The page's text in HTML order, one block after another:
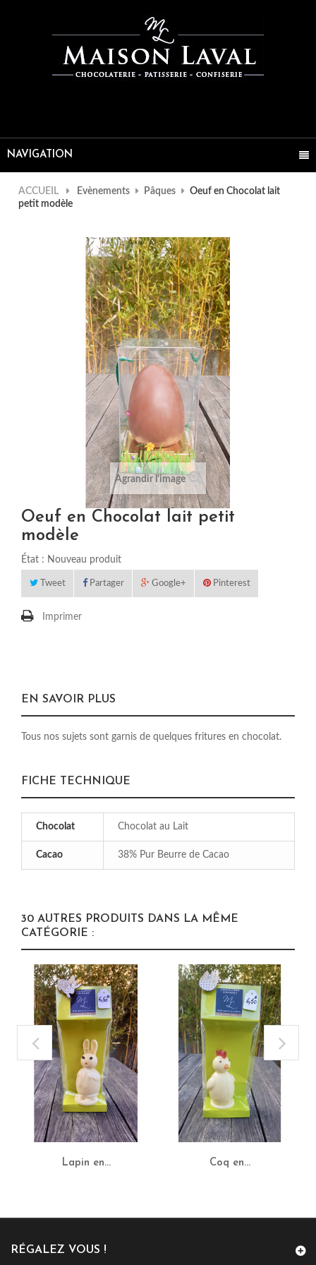
NAVIGATION
ACCUEIL Evènements Pâques
Oeuf en Chocolat lait
petit modèle
Agrandir l'image
Oeuf en Chocolat lait petit
modèle
État : Nouveau produit
Tweet Partager Google+ Pinterest
Imprimer
EN SAVOIR PLUS
Tous nos sujets sont garnis de quelques fritures en chocolat.
FICHE TECHNIQUE
Chocolat Chocolat au Lait
Cacao 38% Pur Beurre de Cacao
30 AUTRES PRODUITS DANS LA MÊME
CATÉGORIE :
Lapin en... Coq en...
RÉGALEZ VOUS !